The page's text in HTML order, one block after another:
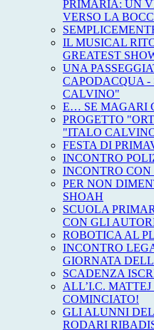
PRIMARIA: UN
VERSO LA
IL MUSICAL
GREATEST
UNA
CAPODACQUA
CALVINO"
E… SE MAGARI
PROGETTO
"ITALO
FESTA DI
INCONTRO
INCONTRO
PER NON
SHOAH
SCUOLA
CON GLI
ROBOTICA AL
INCONTRO
GIORNATA
SCADENZA
ALL’I.C.
COMINCIATO!
GLI ALUNNI
RODARI